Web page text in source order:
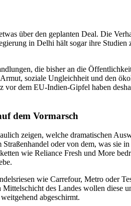
über den geplanten Deal. Die
in Delhi hält sogar ihre
die bisher an die
soziale Ungleichheit und den
dem EU-Indien-Gipfel haben
dem Vormarsch
zeigen, welche dramatischen
oder von dem, was sie
wie Reliance Fresh und More
wie Carrefour, Metro oder
des Landes wollen diese
abgeschirmt.